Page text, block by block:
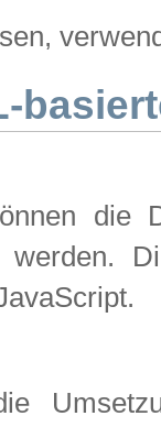
die
werden.